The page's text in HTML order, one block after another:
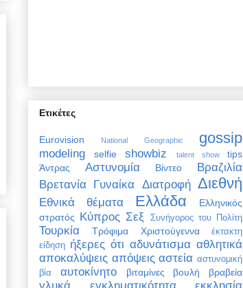
Ετικέτες
Eurovision National Geographic gossip
modeling selfie showbiz talent show
tips
Άντρας
Αστυνομία Βίντεο
Βραζιλία
Βρετανία Γυναίκα Διατροφή Διεθνή
Εθνικά θέματα Ελλάδα
Ελληνικός
στρατός Κύπρος Σεξ Συνήγορος του Πολίτη
Τουρκία Τρόφιμα Χριστούγεννα
έκτακτη
είδηση ήξερες ότι αδυνάτισμα αθλητικά
αποκαλύψεις απόψεις αστεία αστυνομική
βία
αυτοκίνητο βιταμίνες βουλή βραβεία